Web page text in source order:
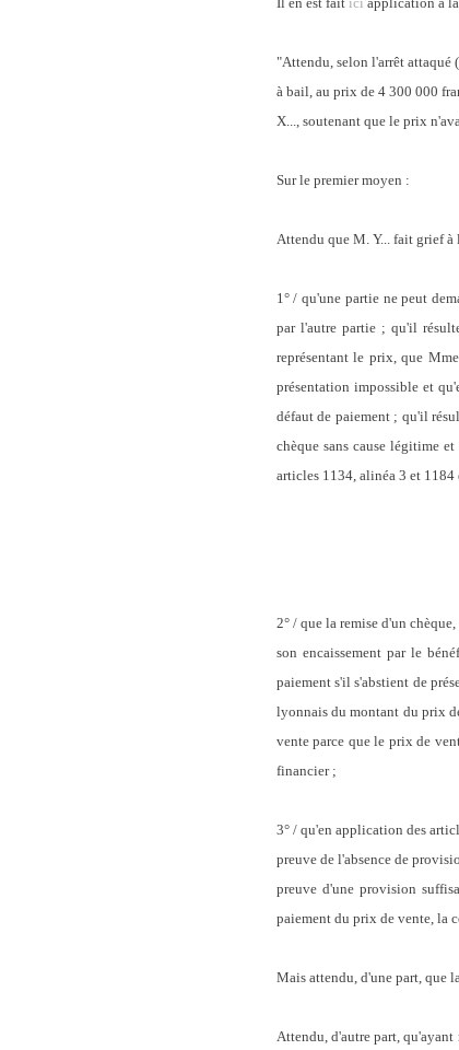
"Attendu, selon l'arrêt attaqué
à bail, au prix de 4 300 000
X..., soutenant que le prix
Sur le premier moyen :
Attendu que M. Y... fait grief à
1° / qu'une partie ne peut
par l'autre partie ; qu'il
représentant le prix, que
présentation impossible et
défaut de paiement ; qu'il
chèque sans cause légitime
articles 1134, alinéa 3 et
2° / que la remise d'un
son encaissement par le
paiement s'il s'abstient de
lyonnais du montant du prix
vente parce que le prix de
financier ;
3° / qu'en application des
preuve de l'absence de
preuve d'une provision
paiement du prix de vente, la
Mais attendu, d'une part, que
Attendu, d'autre part,